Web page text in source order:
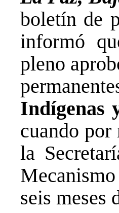
boletín de
informó
pleno
Indígenas
cuando
la
seis meses